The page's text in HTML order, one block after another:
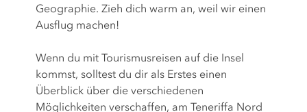
Geographie. Zieh dich warm an, weil wir einen
Ausflug machen!
Wenn du mit Tourismusreisen auf die Insel
kommst, solltest du dir als Erstes einen
Überblick über die verschiedenen
Möglichkeiten verschaffen, am Teneriffa Nord